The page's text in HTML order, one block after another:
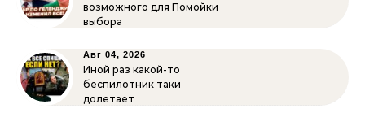
возможного для Помойки
выбора
Авг 04, 2026
Иной раз какой-то
беспилотник таки
долетает